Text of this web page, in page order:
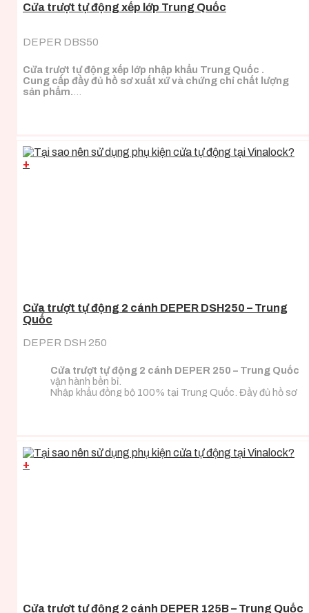
Cửa trượt tự động xếp lớp Trung Quốc
DEPER DBS50
Cửa trượt tự động xếp lớp nhập khẩu Trung Quốc .
Cung cấp đầy đủ hồ sơ xuất xứ và chứng chỉ chất lượng
sản phẩm.
+
Cửa trượt tự động 2 cánh DEPER DSH250 – Trung
Quốc
DEPER DSH 250
Cửa trượt tự động 2 cánh DEPER 250 – Trung Quốc
vận hành bền bỉ.
Nhập khẩu đồng bộ 100% tại Trung Quốc. Đầy đủ hồ sơ
+
Cửa trượt tự động 2 cánh DEPER 125B – Trung Quốc